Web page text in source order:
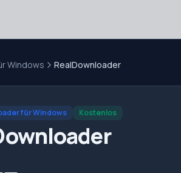
Windows RealDownloader
für Windows Kostenlos